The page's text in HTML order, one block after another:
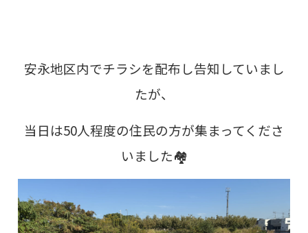
安永地区内でチラシを配布し告知していまし
たが、
当日は50人程度の住民の方が集まってくださ
いました🏘️